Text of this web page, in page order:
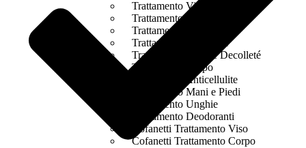
Trattamento Viso Maschere
Trattamento Viso Idratante
Trattamento Viso Labbra
Trattamento Viso Sieri
Trattamento Collo e Decolleté
Trattamento Corpo
Trattamento Anticellulite
Trattamento Mani e Piedi
Trattamento Unghie
Trattamento Deodoranti
Cofanetti Trattamento Viso
Cofanetti Trattamento Corpo